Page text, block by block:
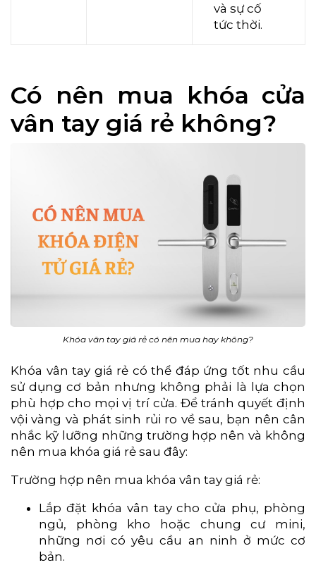
và sự cố
tức thời.
Có nên mua khóa cửa
vân tay giá rẻ không?
Khóa vân tay giá rẻ có nên mua hay không?
Khóa vân tay giá rẻ có thể đáp ứng tốt nhu cầu
sử dụng cơ bản nhưng không phải là lựa chọn
phù hợp cho mọi vị trí cửa. Để tránh quyết định
vội vàng và phát sinh rủi ro về sau, bạn nên cân
nhắc kỹ lưỡng những trường hợp nên và không
nên mua khóa giá rẻ sau đây:
Trường hợp nên mua khóa vân tay giá rẻ:
Lắp đặt khóa vân tay cho cửa phụ, phòng
ngủ, phòng kho hoặc chung cư mini,
những nơi có yêu cầu an ninh ở mức cơ
bản.